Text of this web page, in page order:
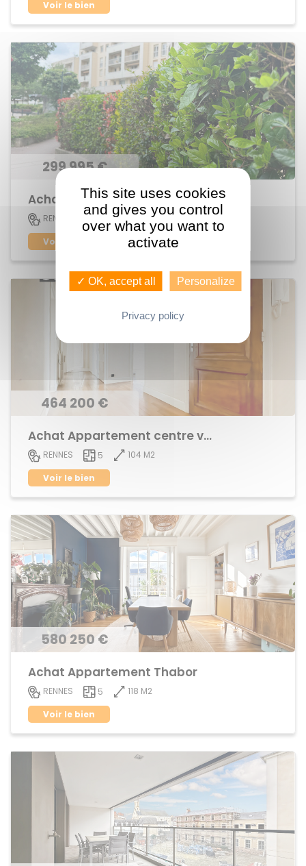
Voir le bien
299 995 €
Achat Appartement centre ville
RENNES
83 M2
Voir le bien
464 200 €
Achat Appartement centre ville
RENNES 5
104 M2
Voir le bien
580 250 €
Achat Appartement Thabor
RENNES 5
118 M2
Voir le bien
This site uses cookies
and gives you control
over what you want to
activate
✓ OK, accept all Personalize
Privacy policy